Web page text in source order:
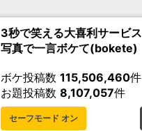
3秒で笑える大喜利サービス
写真で一言ボケて(bokete)
ボケ投稿数 115,506,460件
お題投稿数 8,107,057件
セーフモード オン